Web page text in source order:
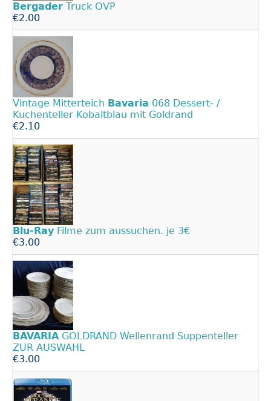
Bergader Truck OVP
€2.00
Vintage Mitterteich Bavaria 068 Dessert- /
Kuchenteller Kobaltblau mit Goldrand
€2.10
Blu-Ray Filme zum aussuchen. je 3€
€3.00
BAVARIA GOLDRAND Wellenrand Suppenteller
ZUR AUSWAHL
€3.00